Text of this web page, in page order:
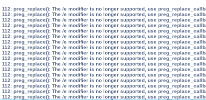
112: preg_replace(): The /e modifier is no longer supported, use
112: preg_replace(): The /e modifier is no longer supported, use
112: preg_replace(): The /e modifier is no longer supported, use
112: preg_replace(): The /e modifier is no longer supported, use
112: preg_replace(): The /e modifier is no longer supported, use
112: preg_replace(): The /e modifier is no longer supported, use
112: preg_replace(): The /e modifier is no longer supported, use
112: preg_replace(): The /e modifier is no longer supported, use
112: preg_replace(): The /e modifier is no longer supported, use
112: preg_replace(): The /e modifier is no longer supported, use
112: preg_replace(): The /e modifier is no longer supported, use
112: preg_replace(): The /e modifier is no longer supported, use
112: preg_replace(): The /e modifier is no longer supported, use
112: preg_replace(): The /e modifier is no longer supported, use
112: preg_replace(): The /e modifier is no longer supported, use
112: preg_replace(): The /e modifier is no longer supported, use
112: preg_replace(): The /e modifier is no longer supported, use